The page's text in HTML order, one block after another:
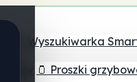
🔮 Wyszukiwarka
🫙 Proszki